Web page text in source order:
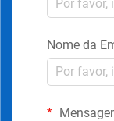
Nome da